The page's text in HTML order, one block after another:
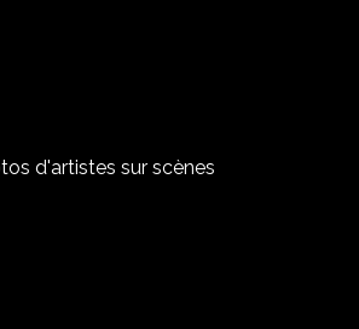
d'artistes sur scènes